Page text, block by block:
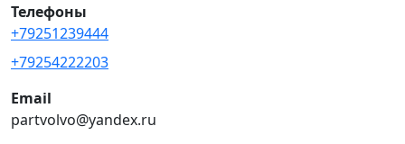
Телефоны
+79251239444
+79254222203
Email
partvolvo@yandex.ru